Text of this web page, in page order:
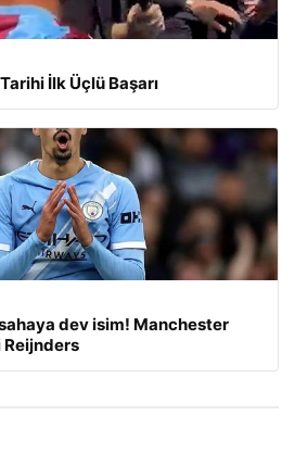
İlk Üçlü Başarı
dev isim! Manchester
Reijnders